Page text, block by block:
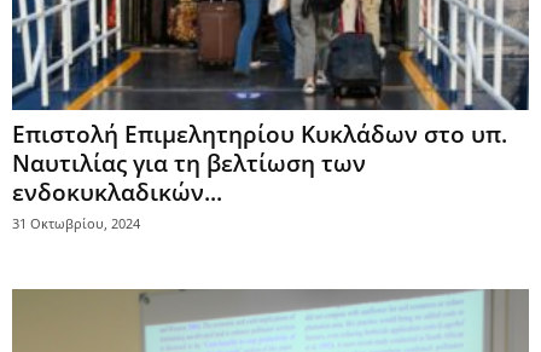
Επιστολή Επιμελητηρίου Κυκλάδων στο υπ.
Ναυτιλίας για τη βελτίωση των
ενδοκυκλαδικών...
31 Οκτωβρίου, 2024